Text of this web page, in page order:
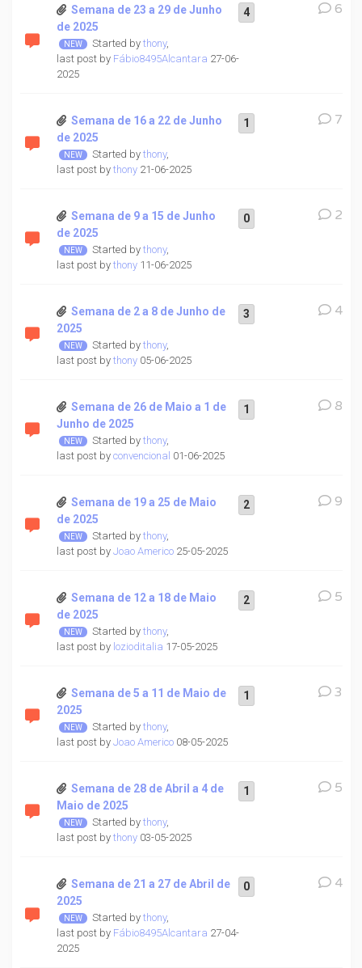
4
Semana de 23 a 29 de Junho
de 2025
Started by thony,
last post by Fábio8495Alcantara 27-06-
2025
6
1
Semana de 16 a 22 de Junho
de 2025
Started by thony,
last post by thony21-06-2025
7
0
Semana de 9 a 15 de Junho
de 2025
Started by thony,
last post by thony11-06-2025
2
3
Semana de 2 a 8 de Junho de
2025
Started by thony,
last post by thony05-06-2025
4
1
Semana de 26 de Maio a 1 de
Junho de 2025
Started by thony,
last post by convencional 01-06-2025
8
2
Semana de 19 a 25 de Maio
de 2025
Started by thony,
last post by Joao Americo25-05-2025
9
2
Semana de 12 a 18 de Maio
de 2025
Started by thony,
last post by lozioditalia 17-05-2025
5
1
Semana de 5 a 11 de Maio de
2025
Started by thony,
last post by Joao Americo08-05-2025
3
1
Semana de 28 de Abril a 4 de
Maio de 2025
Started by thony,
last post by thony03-05-2025
5
0
Semana de 21 a 27 de Abril de
2025
Started by thony,
last post by Fábio8495Alcantara 27-04-
2025
4